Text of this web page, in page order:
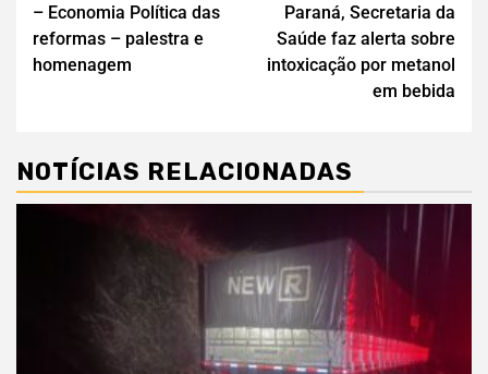
– Economia Política das
reformas – palestra e
homenagem
Paraná, Secretaria da
Saúde faz alerta sobre
intoxicação por metanol
em bebida
NOTÍCIAS RELACIONADAS